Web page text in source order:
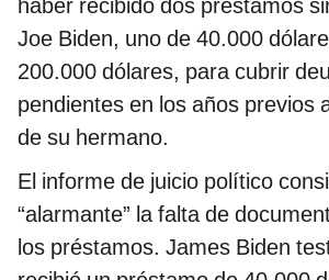
haber recibido dos préstamos
Joe Biden, uno de 40.000
200.000 dólares, para cubrir
pendientes en los años previos
de su hermano.
El informe de juicio político
“alarmante” la falta de
los préstamos. James Biden